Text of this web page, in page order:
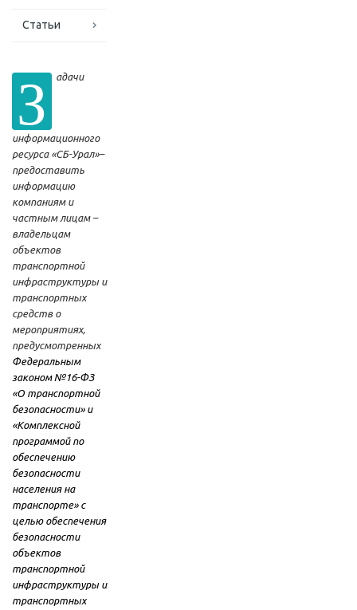
Статьи
З адачи
информационного
ресурса «СБ-Урал»–
предоставить
информацию
компаниям и
частным лицам –
владельцам
объектов
транспортной
инфраструктуры и
транспортных
средств о
мероприятиях,
предусмотренных
Федеральным
законом №16-ФЗ
«О транспортной
безопасности» и
«Комплексной
программой по
обеспечению
безопасности
населения на
транспорте» с
целью обеспечения
безопасности
объектов
транспортной
инфраструктуры и
транспортных